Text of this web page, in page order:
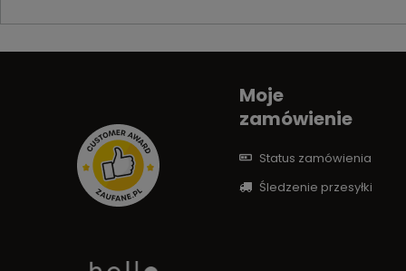
Moje
zamówienie
Status zamówienia
Śledzenie przesyłki